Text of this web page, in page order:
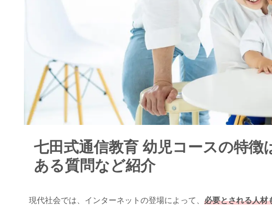
七田式通信教育 幼児コースの特徴
ある質問など紹介
現代社会では、インターネットの登場によって、 必要とされる人材